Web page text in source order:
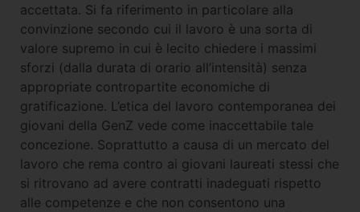
accettata. Si fa riferimento in particolare alla
convinzione secondo cui il lavoro è una sorta di
valore supremo in cui è lecito chiedere i massimi
sforzi (dalla durata di orario all’intensità) senza
appropriate contropartite economiche di
gratificazione. L’etica del lavoro contemporanea dei
giovani della GenZ vede come inaccettabile tale
concezione. Soprattutto a causa di un mercato del
lavoro che rema contro ai giovani laureati stessi che
si ritrovano ad avere contratti inadeguati rispetto
alle competenze e che non consentono una